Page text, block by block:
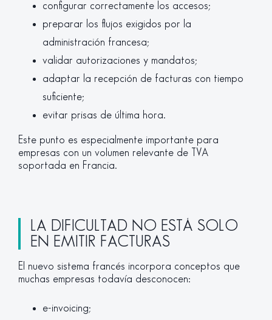
configurar correctamente los accesos;
preparar los flujos exigidos por la
administración francesa;
validar autorizaciones y mandatos;
adaptar la recepción de facturas con tiempo
suficiente;
evitar prisas de última hora.
Este punto es especialmente importante para
empresas con un volumen relevante de TVA
soportada en Francia.
LA DIFICULTAD NO ESTÁ SOLO
EN EMITIR FACTURAS
El nuevo sistema francés incorpora conceptos que
muchas empresas todavía desconocen:
e-invoicing;